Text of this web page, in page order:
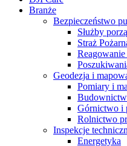
Branże
Bezpieczeństwo
Służby
Straż
Geodezja i
Pomiary i
Górnictwo i
Rolnictwo
Inspekcje
Energetyka